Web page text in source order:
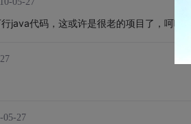
java代码，这或许是很老的项目了，呵呵。
05-27